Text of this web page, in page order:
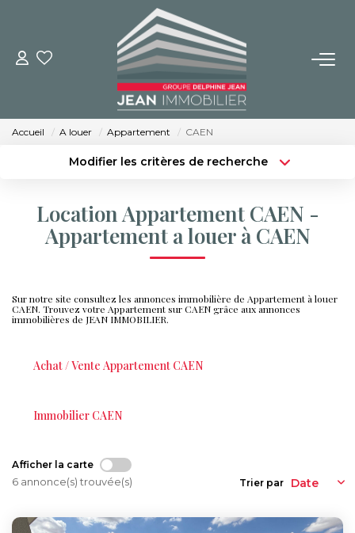
NOS BIENS
Achat
Immobilier Neuf
BUREAUX ET COMMERCES
NOS SERVICES
Syndic De Copropriété
Qui Sommes-Nous ?
Accueil A louer Appartement CAEN
Modifier les critères de recherche
Sélectionnez...
Type de bien
Surface min
Créer une alerte
Location Appartement CAEN -
Appartement a louer à CAEN
Sur notre site consultez les annonces immobilière de Appartement à louer
CAEN. Trouvez votre Appartement sur CAEN grâce aux annonces
immobilières de JEAN IMMOBILIER.
Achat / Vente Appartement CAEN
Immobilier CAEN
Afficher la carte
6 annonce(s) trouvée(s) Trier par